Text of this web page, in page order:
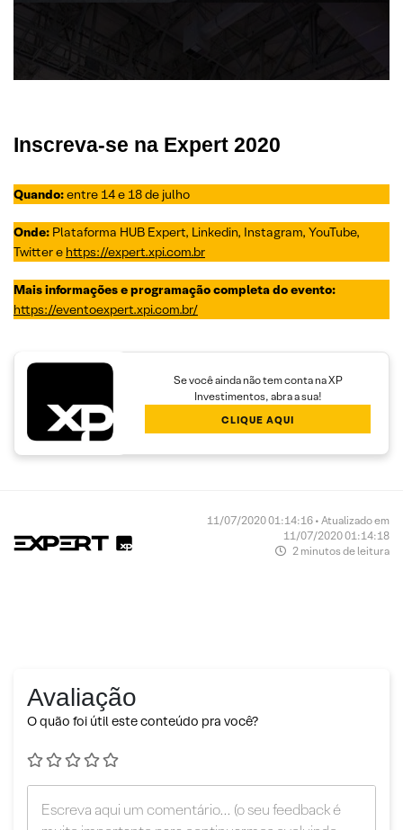
Inscreva-se na Expert 2020
Quando:entre 14 e 18 de julho
Onde: Plataforma HUB Expert, Linkedin, Instagram, YouTube,
Twitter e https://expert.xpi.com.br
Mais informações e programação completa do evento:
https://eventoexpert.xpi.com.br/
Se você ainda não tem conta na XP
Investimentos, abra a sua!
CLIQUE AQUI
11/07/2020 01:14:16 • Atualizado em
11/07/2020 01:14:18
2 minutos de leitura
Avaliação
O quão foi útil este conteúdo pra você?